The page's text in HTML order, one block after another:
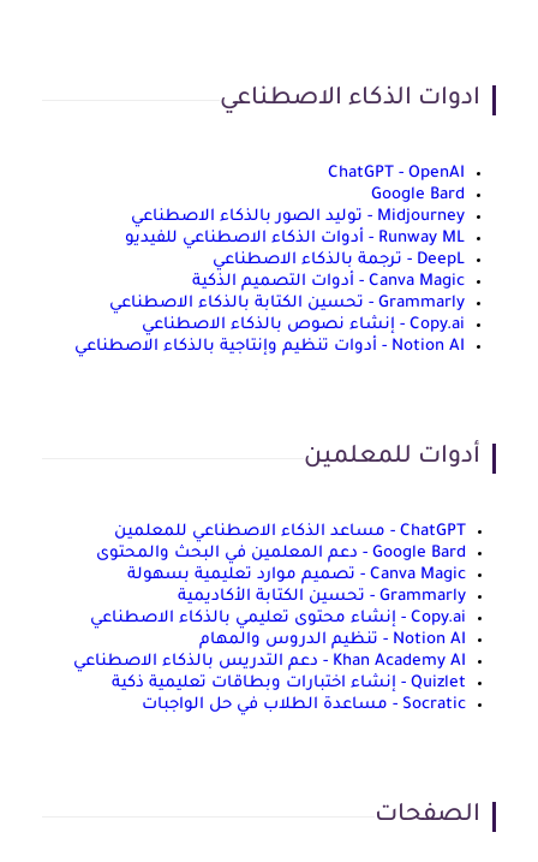
ادوات الذكاء الاصطناعي
ChatGPT - OpenAI
Google Bard
Midjourney - توليد الصور بالذكاء الاصطناعي
Runway ML - أدوات الذكاء الاصطناعي للفيديو
DeepL - ترجمة بالذكاء الاصطناعي
Canva Magic - أدوات التصميم الذكية
Grammarly - تحسين الكتابة بالذكاء الاصطناعي
Copy.ai - إنشاء نصوص بالذكاء الاصطناعي
Notion AI - أدوات تنظيم وإنتاجية بالذكاء الاصطناعي
أدوات للمعلمين
ChatGPT - مساعد الذكاء الاصطناعي للمعلمين
Google Bard - دعم المعلمين في البحث والمحتوى
Canva Magic - تصميم موارد تعليمية بسهولة
Grammarly - تحسين الكتابة الأكاديمية
Copy.ai - إنشاء محتوى تعليمي بالذكاء الاصطناعي
Notion AI - تنظيم الدروس والمهام
Khan Academy AI - دعم التدريس بالذكاء الاصطناعي
Quizlet - إنشاء اختبارات وبطاقات تعليمية ذكية
Socratic - مساعدة الطلاب في حل الواجبات
الصفحات